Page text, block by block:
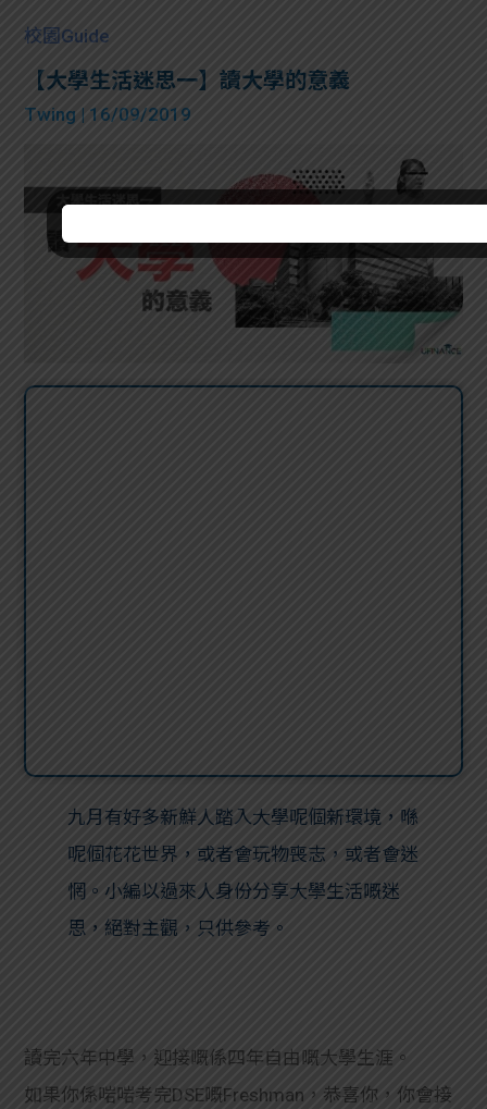
校園Guide
【大學生活迷思一】讀大學的意義
Twing | 16/09/2019
九月有好多新鮮人踏入大學呢個新環境，喺
呢個花花世界，或者會玩物喪志，或者會迷
惘。 小編以過來人身份分享大學生活嘅迷
思，絕對主觀，只供參考。
讀完六年中學，迎接嘅係四年自由嘅大學生涯。
如果你係啱啱考完DSE嘅Freshman，恭喜你，你會接